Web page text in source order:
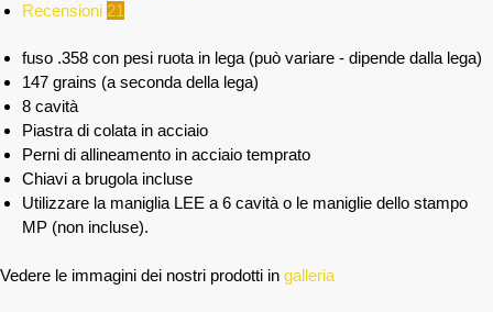
Recensioni 21
fuso .358 con pesi ruota in lega (può variare - dipende dalla lega)
147 grains (a seconda della lega)
8 cavità
Piastra di colata in acciaio
Perni di allineamento in acciaio temprato
Chiavi a brugola incluse
Utilizzare la maniglia LEE a 6 cavità o le maniglie dello stampo
MP (non incluse).
Vedere le immagini dei nostri prodotti in galleria